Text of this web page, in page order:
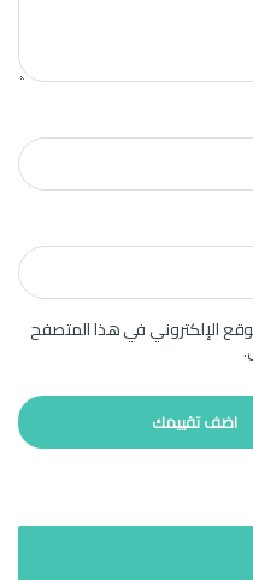
الإلكتروني في هذا المتصفح